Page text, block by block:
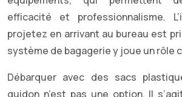
efficacité et professionnalisme.
projetez en arrivant au bureau est
système de bagagerie y joue un rôle
Débarquer avec des sacs
guidon n’est pas une option. Il